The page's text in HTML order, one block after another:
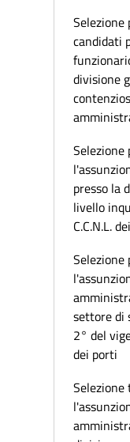
candidati
divisione
presso la
livello
C.C.N.L.
settore di
2° del
dei porti